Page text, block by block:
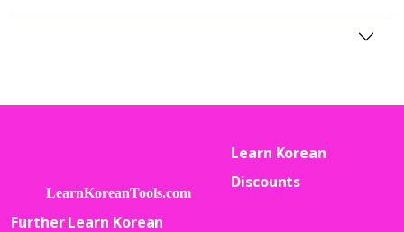
Learn Korean
Discounts
Further Learn Korean